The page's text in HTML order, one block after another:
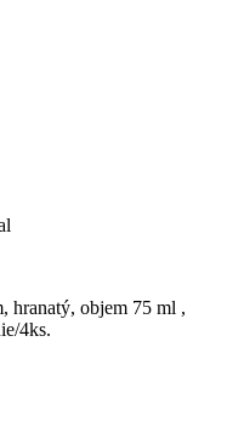
hranatý, objem 75 ml ,
4ks.